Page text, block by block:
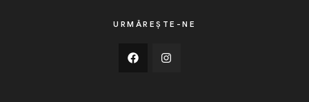
URMĂREȘTE-NE